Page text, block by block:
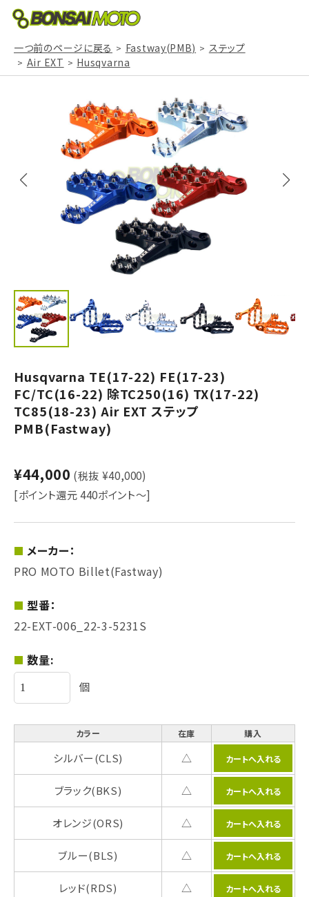
一つ前のページに戻る Fastway(PMB)
ステップ
Air EXT
Husqvarna
Husqvarna TE(17-22) FE(17-23)
FC/TC(16-22) 除TC250(16) TX(17-22)
TC85(18-23) Air EXT ステップ
PMB(Fastway)
¥44,000 (税抜 ¥40,000)
[ポイント還元 440ポイント～]
メーカー：
PRO MOTO Billet(Fastway)
型番：
22-EXT-006_22-3-5231S
数量:
個
カラー 在庫 購入
シルバー(CLS) △
ブラック(BKS) △
オレンジ(ORS) △
ブルー(BLS) △
レッド(RDS) △